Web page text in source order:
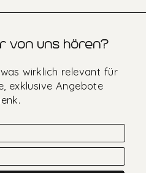
von uns hören?
wirklich relevant für
exklusive Angebote